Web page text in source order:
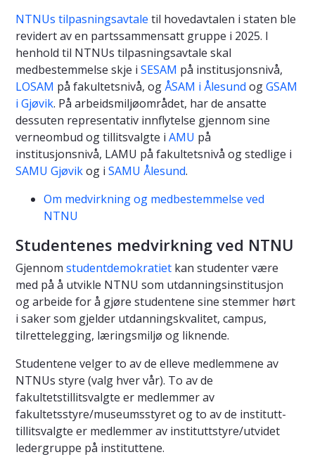
NTNUs tilpasningsavtale til hovedavtalen i staten ble
revidert av en partssammensatt gruppe i 2025. I
henhold til NTNUs tilpasningsavtale skal
medbestemmelse skje i SESAM på institusjonsnivå,
LOSAM på fakultetsnivå, ogÅSAM i Ålesund ogGSAM
i Gjøvik. På arbeidsmiljøområdet, har de ansatte
dessuten representativ innflytelse gjennom sine
verneombud og tillitsvalgte i AMU på
institusjonsnivå, LAMU på fakultetsnivå og stedlige i
SAMU Gjøvikog i SAMU Ålesund.
Om medvirkning og medbestemmelse ved
NTNU
Studentenes medvirkning ved NTNU
Gjennom studentdemokratiet kan studenter være
med på å utvikle NTNU som utdanningsinstitusjon
og arbeide for å gjøre studentene sine stemmer hørt
i saker som gjelder utdanningskvalitet, campus,
tilrettelegging, læringsmiljø og liknende.
Studentene velger to av de elleve medlemmene av
NTNUs styre (valg hver vår). To av de
fakultetstillitsvalgte er medlemmer av
fakultetsstyre/museumsstyret og to av de institutt-
tillitsvalgte er medlemmer av instituttstyre/utvidet
ledergruppe på instituttene.